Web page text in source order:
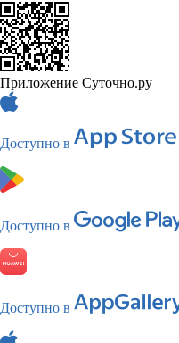
Приложение Суточно.ру
Доступно в
Доступно в
Доступно в